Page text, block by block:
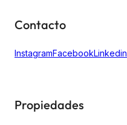
Contacto
InstagramFacebookLinkedin
Propiedades